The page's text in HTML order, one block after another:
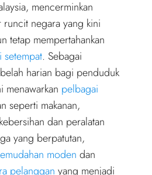
mencerminkan
runcit negara yang kini
tetap mempertahankan
setempat. Sebagai
harian bagi penduduk
menawarkan pelbagai
seperti makanan,
dan peralatan
yang berpatutan,
moden dan
pelanggan yang menjadi